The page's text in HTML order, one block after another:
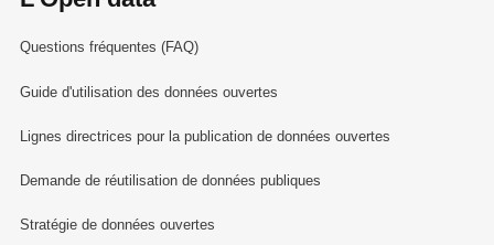
Questions fréquentes (FAQ)
Guide d'utilisation des données ouvertes
Lignes directrices pour la publication de données ouvertes
Demande de réutilisation de données publiques
Stratégie de données ouvertes